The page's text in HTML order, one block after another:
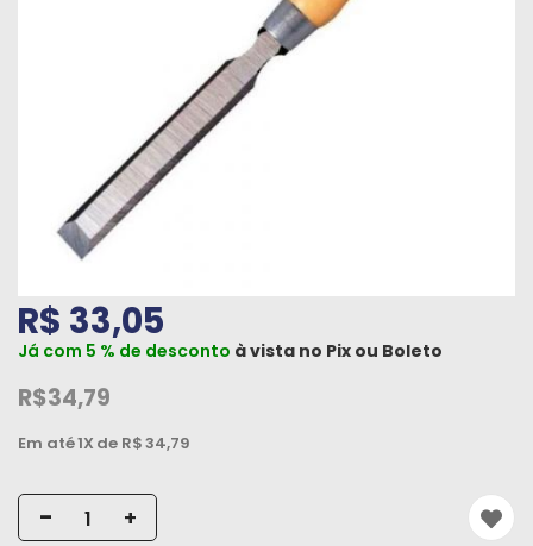
Construção
Materiais
Elétricos
Hidráulicos
e
e
Peças
R$ 33,05
Já com 5 % de desconto à vista no Pix ou Boleto
R$34,79
Em até1X de R$34,79
- +